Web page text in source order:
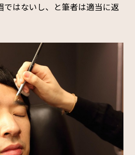
ではないし、と筆者は適当に返